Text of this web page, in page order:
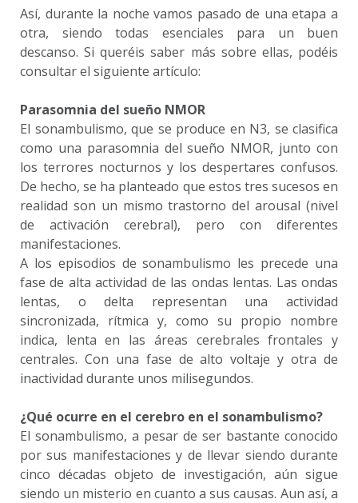
Así, durante la noche vamos pasado de una etapa a
otra, siendo todas esenciales para un buen
descanso. Si queréis saber más sobre ellas, podéis
consultar el siguiente artículo:
Parasomnia del sueño NMOR
El sonambulismo, que se produce en N3, se clasifica
como una parasomnia del sueño NMOR, junto con
los terrores nocturnos y los despertares confusos.
De hecho, se ha planteado que estos tres sucesos en
realidad son un mismo trastorno del arousal (nivel
de activación cerebral), pero con diferentes
manifestaciones.
A los episodios de sonambulismo les precede una
fase de alta actividad de las ondas lentas. Las ondas
lentas, o delta representan una actividad
sincronizada, rítmica y, como su propio nombre
indica, lenta en las áreas cerebrales frontales y
centrales. Con una fase de alto voltaje y otra de
inactividad durante unos milisegundos.
¿Qué ocurre en el cerebro en el sonambulismo?
El sonambulismo, a pesar de ser bastante conocido
por sus manifestaciones y de llevar siendo durante
cinco décadas objeto de investigación, aún sigue
siendo un misterio en cuanto a sus causas. Aun así, a